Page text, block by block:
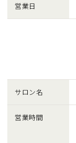
営業日
サロン名
営業時間